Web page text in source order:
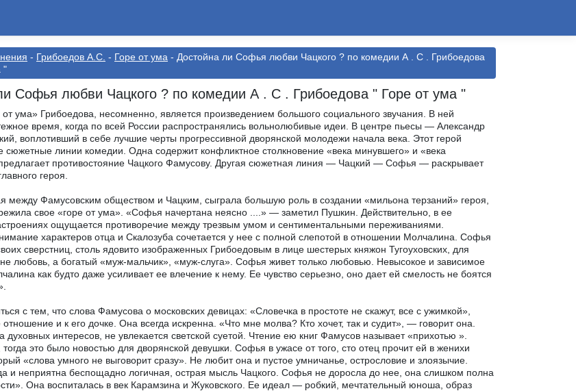
- Грибоедов А.С. - Горе от ума - Достойна ли Софья любви Чацкого ? по комедии А . С . Грибоедова
"
Софья любви Чацкого ? по комедии А . С . Грибоедова " Горе от ума "
ума» Грибоедова, несомненно, является произведением большого социального звучания. В ней
время, когда по всей России распространялись вольнолюбивые идеи. В центре пьесы — Александр
воплотивший в себе лучшие черты прогрессивной дворянской молодежи начала века. Этот герой
сюжетные линии комедии. Одна содержит конфликтное столкновение «века минувшего» и «века
противостояние Чацкого Фамусову. Другая сюжетная линия — Чацкий — Софья — раскрывает
героя.
между Фамусовским обществом и Чацким, сыграла большую роль в создании «мильона терзаний» героя,
свое «горе от ума». «Софья начертана неясно ....» — заметил Пушкин. Действительно, в ее
ощущается противоречие между трезвым умом и сентиментальными переживаниями.
характеров отца и Скалозуба сочетается у нее с полной слепотой в отношении Молчалина. Софья
сверстниц, столь ядовито изображенных Грибоедовым в лице шестерых княжон Тугоуховских, для
любовь, а богатый «муж-мальчик», «муж-слуга». Софья живет только любовью. Невысокое и зависимое
как будто даже усиливает ее влечение к нему. Ее чувство серьезно, оно дает ей смелость не боятся
с тем, что слова Фамусова о московских девицах: «Словечка в простоте не скажут, все с ужимкой»,
и к его дочке. Она всегда искренна. «Что мне молва? Кто хочет, так и судит», — говорит она.
интересов, не увлекается светской суетой. Чтение ею книг Фамусов называет «прихотью ».
тогда это было новостью для дворянской девушки. Софья в ужасе от того, сто отец прочит ей в женихи
«слова умного не выговорит сразу». Не любит она и пустое умничанье, острословие и злоязычие.
и неприятна беспощадно логичная, острая мысль Чацкого. Софья не доросла до нее, она слишком полна
Она воспиталась в век Карамзина и Жуковского. Ее идеал — робкий, мечтательный юноша, образ